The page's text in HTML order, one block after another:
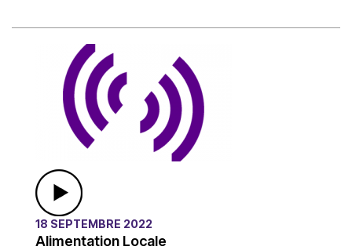
18 SEPTEMBRE 2022
Alimentation Locale